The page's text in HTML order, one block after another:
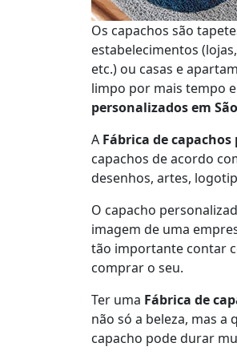
Os capachos são
estabelecimentos
etc.) ou casas e
limpo por mais tempo
personalizados em
A Fábrica de
capachos de acordo
desenhos, artes,
O capacho
imagem de uma
tão importante contar
comprar o seu.
Ter uma Fábrica de
não só a beleza, mas
capacho pode durar